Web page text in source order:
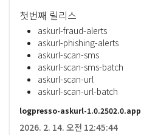
첫번째 릴리스
askurl-fraud-alerts
askurl-phishing-alerts
askurl-scan-sms
askurl-scan-sms-batch
askurl-scan-url
askurl-scan-url-batch
logpresso-askurl-1.0.2502.0.app
2026. 2. 14. 오전 12:45:44